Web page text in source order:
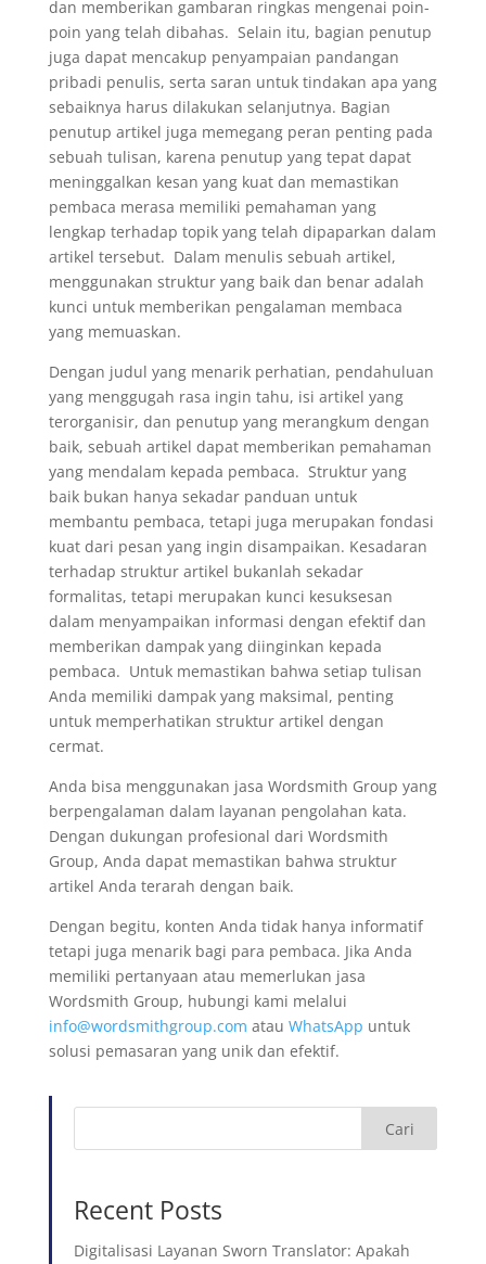
dan memberikan gambaran ringkas mengenai poin-
poin yang telah dibahas. Selain itu, bagian penutup
juga dapat mencakup penyampaian pandangan
pribadi penulis, serta saran untuk tindakan apa yang
sebaiknya harus dilakukan selanjutnya. Bagian
penutup artikel juga memegang peran penting pada
sebuah tulisan, karena penutup yang tepat dapat
meninggalkan kesan yang kuat dan memastikan
pembaca merasa memiliki pemahaman yang
lengkap terhadap topik yang telah dipaparkan dalam
artikel tersebut. Dalam menulis sebuah artikel,
menggunakan struktur yang baik dan benar adalah
kunci untuk memberikan pengalaman membaca
yang memuaskan.
Dengan judul yang menarik perhatian, pendahuluan
yang menggugah rasa ingin tahu, isi artikel yang
terorganisir, dan penutup yang merangkum dengan
baik, sebuah artikel dapat memberikan pemahaman
yang mendalam kepada pembaca. Struktur yang
baik bukan hanya sekadar panduan untuk
membantu pembaca, tetapi juga merupakan fondasi
kuat dari pesan yang ingin disampaikan. Kesadaran
terhadap struktur artikel bukanlah sekadar
formalitas, tetapi merupakan kunci kesuksesan
dalam menyampaikan informasi dengan efektif dan
memberikan dampak yang diinginkan kepada
pembaca. Untuk memastikan bahwa setiap tulisan
Anda memiliki dampak yang maksimal, penting
untuk memperhatikan struktur artikel dengan
cermat.
Anda bisa menggunakan jasa Wordsmith Group yang
berpengalaman dalam layanan pengolahan kata.
Dengan dukungan profesional dari Wordsmith
Group, Anda dapat memastikan bahwa struktur
artikel Anda terarah dengan baik.
Dengan begitu, konten Anda tidak hanya informatif
tetapi juga menarik bagi para pembaca. Jika Anda
memiliki pertanyaan atau memerlukan jasa
Wordsmith Group, hubungi kami melalui
info@wordsmithgroup.com atau WhatsApp untuk
solusi pemasaran yang unik dan efektif.
Cari
Recent Posts
Digitalisasi Layanan Sworn Translator: Apakah